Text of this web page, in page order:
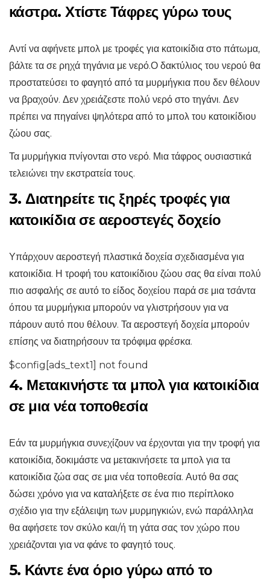
κάστρα. Χτίστε Τάφρες γύρω τους
Αντί να αφήνετε μπολ με τροφές για κατοικίδια στο πάτωμα,
βάλτε τα σε ρηχά τηγάνια με νερό.Ο δακτύλιος του νερού θα
προστατεύσει το φαγητό από τα μυρμήγκια που δεν θέλουν
να βραχούν. Δεν χρειάζεστε πολύ νερό στο τηγάνι. Δεν
πρέπει να πηγαίνει ψηλότερα από το μπολ του κατοικίδιου
ζώου σας.
Τα μυρμήγκια πνίγονται στο νερό. Μια τάφρος ουσιαστικά
τελειώνει την εκστρατεία τους.
3. Διατηρείτε τις ξηρές τροφές για
κατοικίδια σε αεροστεγές δοχείο
Υπάρχουν αεροστεγή πλαστικά δοχεία σχεδιασμένα για
κατοικίδια. Η τροφή του κατοικίδιου ζώου σας θα είναι πολύ
πιο ασφαλής σε αυτό το είδος δοχείου παρά σε μια τσάντα
όπου τα μυρμήγκια μπορούν να γλιστρήσουν για να
πάρουν αυτό που θέλουν. Τα αεροστεγή δοχεία μπορούν
επίσης να διατηρήσουν τα τρόφιμα φρέσκα.
$config[ads_text1] not found
4. Μετακινήστε τα μπολ για κατοικίδια
σε μια νέα τοποθεσία
Εάν τα μυρμήγκια συνεχίζουν να έρχονται για την τροφή για
κατοικίδια, δοκιμάστε να μετακινήσετε τα μπολ για τα
κατοικίδια ζώα σας σε μια νέα τοποθεσία. Αυτό θα σας
δώσει χρόνο για να καταλήξετε σε ένα πιο περίπλοκο
σχέδιο για την εξάλειψη των μυρμηγκιών, ενώ παράλληλα
θα αφήσετε τον σκύλο και/ή τη γάτα σας τον χώρο που
χρειάζονται για να φάνε το φαγητό τους.
5. Κάντε ένα όριο γύρω από το